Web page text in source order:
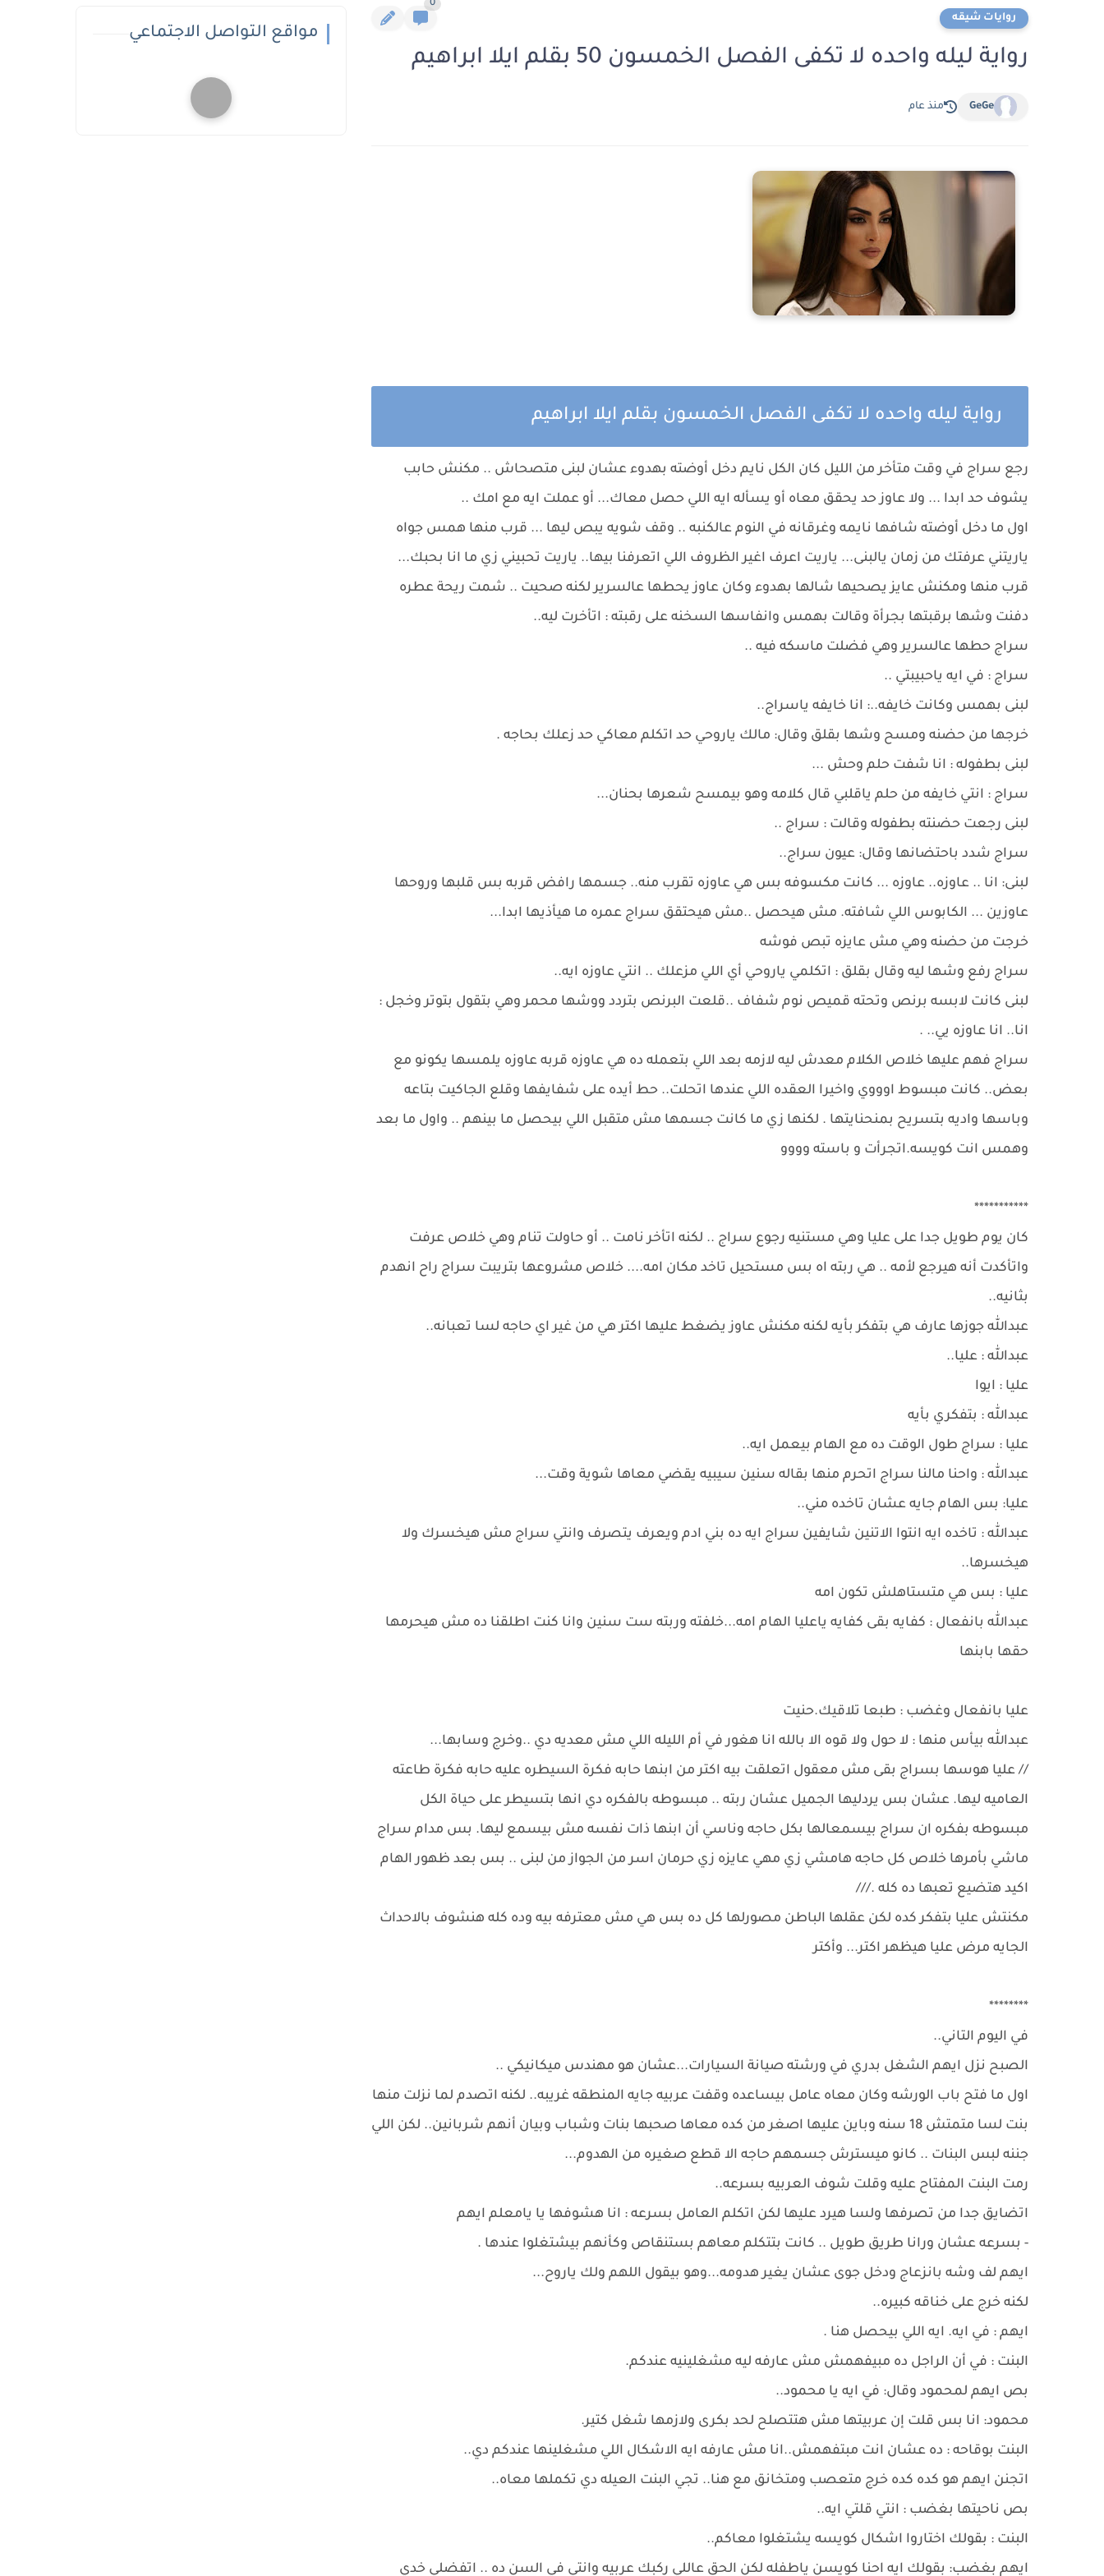
روايات شيقه
0
رواية ليله واحده لا تكفى الفصل الخمسون 50 بقلم ايلا ابراهيم
GeGe منذ عام
رواية ليله واحده لا تكفى الفصل الخمسون بقلم ايلا ابراهيم
رجع سراج في وقت متأخر من الليل كان الكل نايم دخل أوضته بهدوء عشان لبنى متصحاش .. مكنش حابب
يشوف حد ابدا ... ولا عاوز حد يحقق معاه أو يسأله ايه اللي حصل معاك... أو عملت ايه مع امك ..
اول ما دخل أوضته شافها نايمه وغرقانه في النوم عالكنبه .. وقف شويه يبص ليها ... قرب منها همس جواه
ياريتني عرفتك من زمان يالبنى... ياريت اعرف اغير الظروف اللي اتعرفنا بيها.. ياريت تحبيني زي ما انا بحبك...
قرب منها ومكنش عايز يصحيها شالها بهدوء وكان عاوز يحطها عالسرير لكنه صحيت .. شمت ريحة عطره
دفنت وشها برقبتها بجرأة وقالت بهمس وانفاسها السخنه على رقبته : اتأخرت ليه..
سراج حطها عالسرير وهي فضلت ماسكه فيه ..
سراج : في ايه ياحبيبتي ..
لبنى بهمس وكانت خايفه..: انا خايفه ياسراج..
خرجها من حضنه ومسح وشها بقلق وقال: مالك ياروحي حد اتكلم معاكي حد زعلك بحاجه .
لبنى بطفوله : انا شفت حلم وحش ...
سراج : انتي خايفه من حلم ياقلبي قال كلامه وهو بيمسح شعرها بحنان...
لبنى رجعت حضنته بطفوله وقالت : سراج ..
سراج شدد باحتضانها وقال: عيون سراج..
لبنى: انا .. عاوزه.. عاوزه ... كانت مكسوفه بس هي عاوزه تقرب منه.. جسمها رافض قربه بس قلبها وروحها
عاوزين ... الكابوس اللي شافته. مش هيحصل ..مش هيحتقق سراج عمره ما هيأذيها ابدا...
خرجت من حضنه وهي مش عايزه تبص فوشه
سراج رفع وشها ليه وقال بقلق : اتكلمي ياروحي أي اللي مزعلك .. انتي عاوزه ايه..
لبنى كانت لابسه برنص وتحته قميص نوم شفاف ..قلعت البرنص بتردد ووشها محمر وهي بتقول بتوتر وخجل :
انا.. انا عاوزه يي.. .
سراج فهم عليها خلاص الكلام معدش ليه لازمه بعد اللي بتعمله ده هي عاوزه قربه عاوزه يلمسها يكونو مع
بعض.. كانت مبسوط اوووي واخيرا العقده اللي عندها اتحلت.. حط أيده على شفايفها وقلع الجاكيت بتاعه
وباسها واديه بتسريح بمنحنايتها . لكنها زي ما كانت جسمها مش متقبل اللي بيحصل ما بينهم .. واول ما بعد
وهمس انت كويسه.اتجرأت و باسته وووو
***********
كان يوم طويل جدا على عليا وهي مستنيه رجوع سراج .. لكنه اتأخر نامت .. أو حاولت تنام وهي خلاص عرفت
واتأكدت أنه هيرجع لأمه .. هي ربته اه بس مستحيل تاخد مكان امه.... خلاص مشروعها بتريبت سراج راح انهدم
بثانيه..
عبدالله جوزها عارف هي بتفكر بأيه لكنه مكنش عاوز يضغط عليها اكتر هي من غير اي حاجه لسا تعبانه..
عبدالله : عليا..
عليا : ايوا
عبدالله : بتفكري بأيه
عليا : سراج طول الوقت ده مع الهام بيعمل ايه..
عبدالله : واحنا مالنا سراج اتحرم منها بقاله سنين سيبيه يقضي معاها شوية وقت...
عليا: بس الهام جايه عشان تاخده مني..
عبدالله : تاخده ايه انتوا الاتنين شايفين سراج ايه ده بني ادم ويعرف يتصرف وانتي سراج مش هيخسرك ولا
هيخسرها..
عليا : بس هي متستاهلش تكون امه
عبدالله بانفعال : كفايه بقى كفايه ياعليا الهام امه...خلفته وربته ست سنين وانا كنت اطلقنا ده مش هيحرمها
حقها بابنها
عليا بانفعال وغضب : طبعا تلاقيك.حنيت
عبدالله بيأس منها : لا حول ولا قوه الا بالله انا هغور في أم الليله اللي مش معديه دي ..وخرج وسابها...
// عليا هوسها بسراج بقى مش معقول اتعلقت بيه اكتر من ابنها حابه فكرة السيطره عليه حابه فكرة طاعته
العاميه ليها. عشان بس يردليها الجميل عشان ربته .. مبسوطه بالفكره دي انها بتسيطر على حياة الكل
مبسوطه بفكره ان سراج بيسمعالها بكل حاجه وناسي أن ابنها ذات نفسه مش بيسمع ليها. بس مدام سراج
ماشي بأمرها خلاص كل حاجه هامشي زي مهي عايزه زي حرمان اسر من الجواز من لبنى .. بس بعد ظهور الهام
اكيد هتضيع تعبها ده كله .///
مكنتش عليا بتفكر كده لكن عقلها الباطن مصورلها كل ده بس هي مش معترفه بيه وده كله هنشوف بالاحداث
الجايه مرض عليا هيظهر اكتر... وأكتر
********
في اليوم التاني..
الصبح نزل ايهم الشغل بدري في ورشته صيانة السيارات...عشان هو مهندس ميكانيكي ..
اول ما فتح باب الورشه وكان معاه عامل بيساعده وقفت عربيه جايه المنطقه غريبه.. لكنه اتصدم لما نزلت منها
بنت لسا متمتش 18 سنه وباين عليها اصغر من كده معاها صحبها بنات وشباب وبيان أنهم شربانين.. لكن اللي
جننه لبس البنات .. كانو ميسترش جسمهم حاجه الا قطع صغيره من الهدوم...
رمت البنت المفتاح عليه وقلت شوف العربيه بسرعه..
اتضايق جدا من تصرفها ولسا هيرد عليها لكن اتكلم العامل بسرعه : انا هشوفها يا يامعلم ايهم
- بسرعه عشان ورانا طريق طويل .. كانت بتتكلم معاهم بستنقاص وكأنهم بيشتغلوا عندها .
ايهم لف وشه بانزعاج ودخل جوى عشان يغير هدومه...وهو بيقول اللهم ولك ياروح...
لكنه خرج على خناقه كبيره..
ايهم : في ايه. ايه اللي بيحصل هنا .
البنت : في أن الراجل ده مبيفهمش مش عارفه ليه مشغلينيه عندكم.
بص ايهم لمحمود وقال: في ايه يا محمود..
محمود: انا بس قلت إن عربيتها مش هتتصلح لحد بكرى ولازمها شغل كتير.
البنت بوقاحه : ده عشان انت مبتفهمش..انا مش عارفه ايه الاشكال اللي مشغلينها عندكم دي..
اتجنن ايهم هو كده كده خرج متعصب ومتخانق مع هنا.. تجي البنت العيله دي تكملها معاه..
بص ناحيتها بغضب : انتي قلتي ايه..
البنت : بقولك اختاروا اشكال كويسه يشتغلوا معاكم..
ايهم بغضب: بقولك ايه احنا كويسن ياطفله لكن الحق عاللي ركبك عربيه وانتي في السن ده .. اتفضلي خدي
مواقع التواصل الاجتماعي